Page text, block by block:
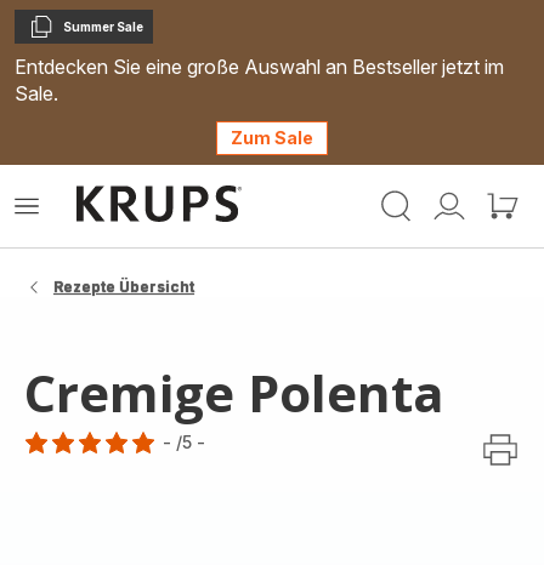
Kopieren
Summer Sale
Entdecken Sie eine große Auswahl an Bestseller jetzt im
Sale.
Zum Sale
Mein
Mein
Das
Rezepte Übersicht
Cremige Polenta
- /5 -